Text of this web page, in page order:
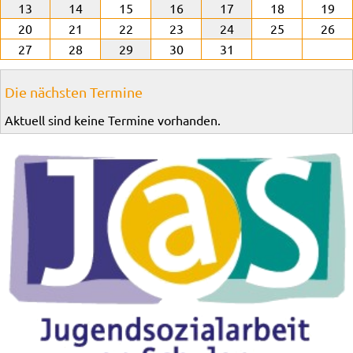
13
14 15 16 17 18
19
20
21 22 23 24 25
26
27
28 29 30 31
Die nächsten Termine
Aktuell sind keine Termine vorhanden.